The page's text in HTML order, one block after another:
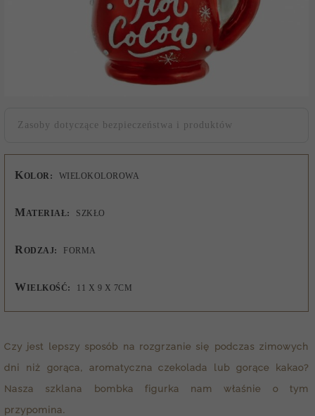
Zasoby dotyczące bezpieczeństwa i produktów
KOLOR: WIELOKOLOROWA
MATERIAŁ: SZKŁO
R ODZAJ: FORMA
W IELKOŚĆ: 11 X 9 X 7CM
Czy jest lepszy sposób na rozgrzanie się podczas zimowych
dni niż gorąca, aromatyczna czekolada lub gorące kakao?
Nasza szklana bombka figurka nam właśnie o tym
przypomina.